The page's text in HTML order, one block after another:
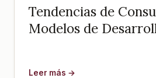
Tendencias de
Modelos de
Leer más →